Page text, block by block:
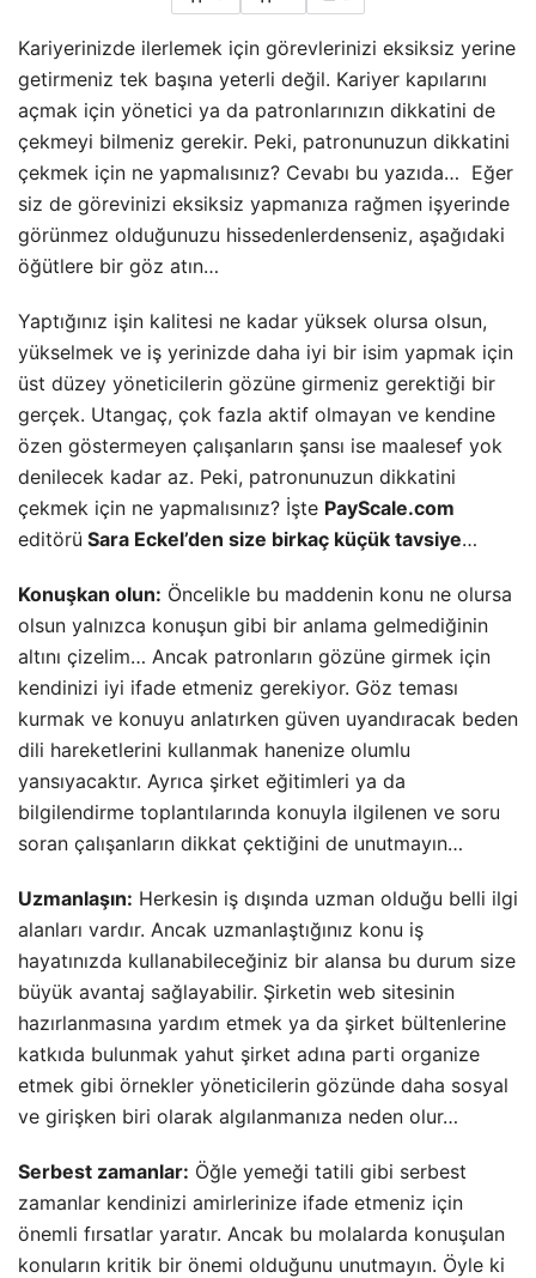
Kariyerinizde ilerlemek için görevlerinizi eksiksiz yerine
getirmeniz tek başına yeterli değil. Kariyer kapılarını
açmak için yönetici ya da patronlarınızın dikkatini de
çekmeyi bilmeniz gerekir. Peki, patronunuzun dikkatini
çekmek için ne yapmalısınız? Cevabı bu yazıda… Eğer
siz de görevinizi eksiksiz yapmanıza rağmen işyerinde
görünmez olduğunuzu hissedenlerdenseniz, aşağıdaki
öğütlere bir göz atın…
Yaptığınız işin kalitesi ne kadar yüksek olursa olsun,
yükselmek ve iş yerinizde daha iyi bir isim yapmak için
üst düzey yöneticilerin gözüne girmeniz gerektiği bir
gerçek. Utangaç, çok fazla aktif olmayan ve kendine
özen göstermeyen çalışanların şansı ise maalesef yok
denilecek kadar az. Peki, patronunuzun dikkatini
çekmek için ne yapmalısınız? İşte PayScale.com
editörü Sara Eckel’den size birkaç küçük tavsiye…
Konuşkan olun: Öncelikle bu maddenin konu ne olursa
olsun yalnızca konuşun gibi bir anlama gelmediğinin
altını çizelim… Ancak patronların gözüne girmek için
kendinizi iyi ifade etmeniz gerekiyor. Göz teması
kurmak ve konuyu anlatırken güven uyandıracak beden
dili hareketlerini kullanmak hanenize olumlu
yansıyacaktır. Ayrıca şirket eğitimleri ya da
bilgilendirme toplantılarında konuyla ilgilenen ve soru
soran çalışanların dikkat çektiğini de unutmayın…
Uzmanlaşın: Herkesin iş dışında uzman olduğu belli ilgi
alanları vardır. Ancak uzmanlaştığınız konu iş
hayatınızda kullanabileceğiniz bir alansa bu durum size
büyük avantaj sağlayabilir. Şirketin web sitesinin
hazırlanmasına yardım etmek ya da şirket bültenlerine
katkıda bulunmak yahut şirket adına parti organize
etmek gibi örnekler yöneticilerin gözünde daha sosyal
ve girişken biri olarak algılanmanıza neden olur…
Serbest zamanlar: Öğle yemeği tatili gibi serbest
zamanlar kendinizi amirlerinize ifade etmeniz için
önemli fırsatlar yaratır. Ancak bu molalarda konuşulan
konuların kritik bir önemi olduğunu unutmayın. Öyle ki